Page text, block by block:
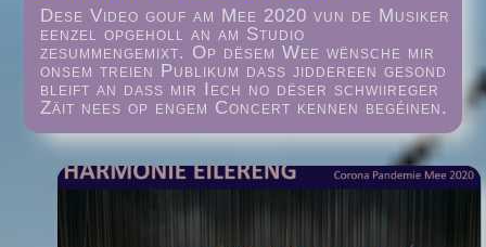
Dese Video gouf am Mee 2020 vun de Musiker
eenzel opgeholl an am Studio
zesummengemixt. Op dësem Wee wënsche mir
onsem treien Publikum dass jiddereen gesond
bleift an dass mir Iech no dëser schwiireger
Zäit nees op engem Concert kennen begéinen.